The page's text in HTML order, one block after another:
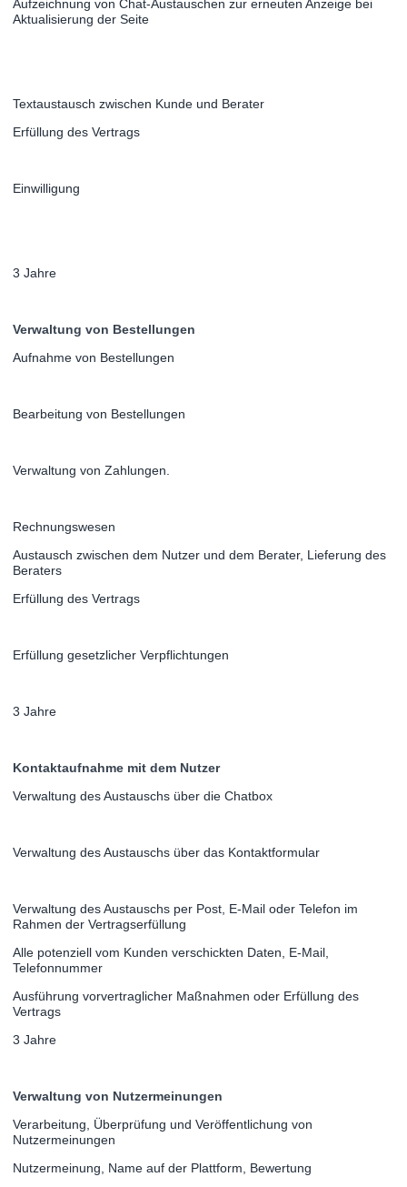
Aufzeichnung von Chat-Austauschen zur erneuten Anzeige bei
Aktualisierung der Seite
Textaustausch zwischen Kunde und Berater
Erfüllung des Vertrags
Einwilligung
3 Jahre
Verwaltung von Bestellungen
Aufnahme von Bestellungen
Bearbeitung von Bestellungen
Verwaltung von Zahlungen.
Rechnungswesen
Austausch zwischen dem Nutzer und dem Berater, Lieferung des
Beraters
Erfüllung des Vertrags
Erfüllung gesetzlicher Verpflichtungen
3 Jahre
Kontaktaufnahme mit dem Nutzer
Verwaltung des Austauschs über die Chatbox
Verwaltung des Austauschs über das Kontaktformular
Verwaltung des Austauschs per Post, E-Mail oder Telefon im
Rahmen der Vertragserfüllung
Alle potenziell vom Kunden verschickten Daten, E-Mail,
Telefonnummer
Ausführung vorvertraglicher Maßnahmen oder Erfüllung des
Vertrags
3 Jahre
Verwaltung von Nutzermeinungen
Verarbeitung, Überprüfung und Veröffentlichung von
Nutzermeinungen
Nutzermeinung, Name auf der Plattform, Bewertung